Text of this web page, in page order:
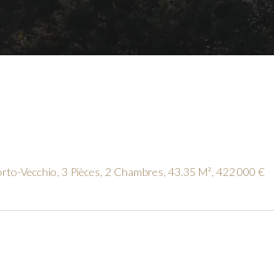
Vecchio, 3 Pièces, 2 Chambres, 43.35 M², 422 000 €